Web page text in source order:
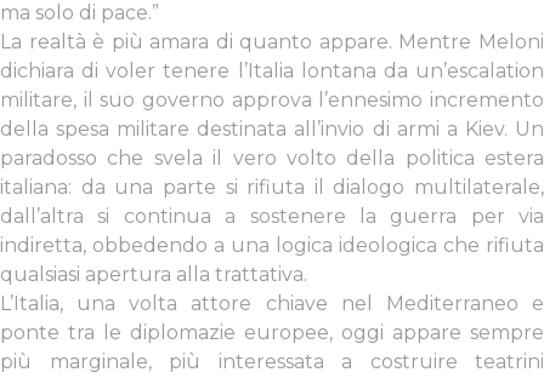
ma solo di pace.”
La realtà è più amara di quanto appare. Mentre Meloni
dichiara di voler tenere l’Italia lontana da un’escalation
militare, il suo governo approva l’ennesimo incremento
della spesa militare destinata all’invio di armi a Kiev. Un
paradosso che svela il vero volto della politica estera
italiana: da una parte si rifiuta il dialogo multilaterale,
dall’altra si continua a sostenere la guerra per via
indiretta, obbedendo a una logica ideologica che rifiuta
qualsiasi apertura alla trattativa.
L’Italia, una volta attore chiave nel Mediterraneo e
ponte tra le diplomazie europee, oggi appare sempre
più marginale, più interessata a costruire teatrini